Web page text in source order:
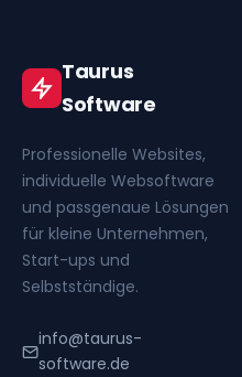
Taurus
Software
Professionelle Websites,
individuelle Websoftware
und passgenaue Lösungen
für kleine Unternehmen,
Start-ups und
Selbstständige.
info@taurus-
software.de